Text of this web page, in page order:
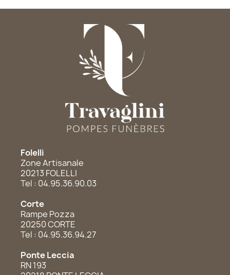
Folelli
Zone Artisanale
20213 FOLELLI
Tel : 04.95.36.90.03
Corte
Rampe Pozza
20250 CORTE
Tel : 04.95.36.94.27
Ponte Leccia
RN 193